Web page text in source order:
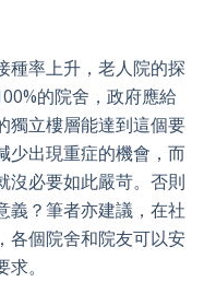
種率上升，老人院的探
的院舍，政府應給
獨立樓層能達到這個要
少出現重症的機會，而
沒必要如此嚴苛。否則
義？筆者亦建議，在社
各個院舍和院友可以安
。